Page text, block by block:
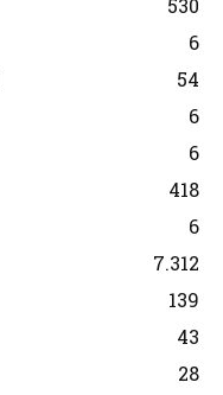
530
6
54
6
6
418
6
7.312
139
43
28